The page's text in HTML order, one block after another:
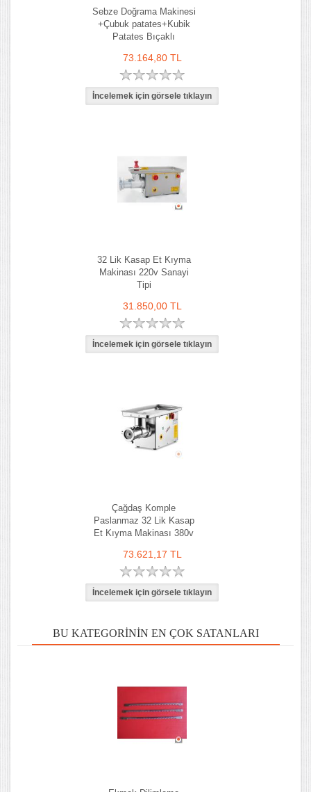
Sebze Doğrama Makinesi
+Çubuk patates+Kubik
Patates Bıçaklı
73.164,80 TL
32 Lik Kasap Et Kıyma
Makinası 220v Sanayi
Tipi
31.850,00 TL
Çağdaş Komple
Paslanmaz 32 Lik Kasap
Et Kıyma Makinası 380v
73.621,17 TL
BU KATEGORININ EN ÇOK SATANLARI